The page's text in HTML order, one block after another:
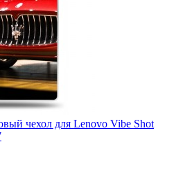
чехол для Lenovo Vibe Shot